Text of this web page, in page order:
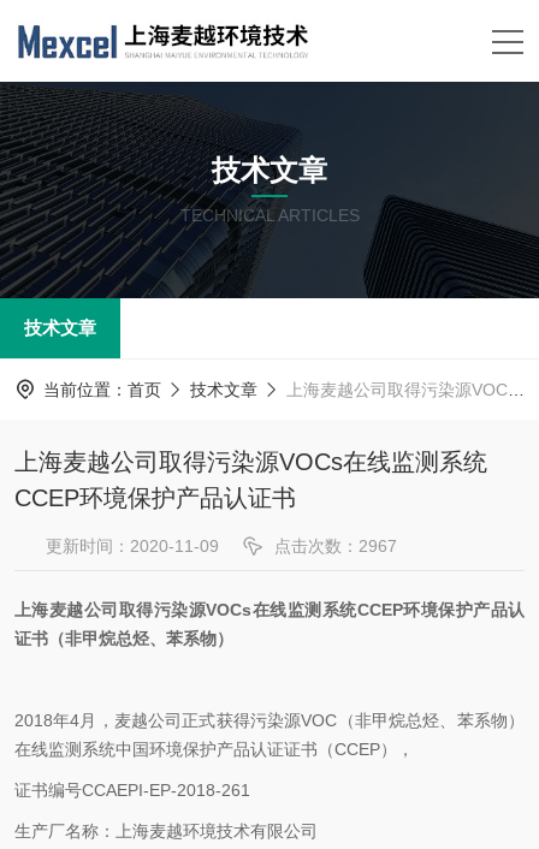
技术文章
TECHNICAL ARTICLES
技术文章
当前位置： 首页 技术文章 上海麦越公司取得污染源VOCs在线监测系统CCEP环境保护产品认证书
上海麦越公司取得污染源VOCs在线监测系统
CCEP环境保护产品认证书
更新时间：2020-11-09 点击次数：2967
上海麦越公司取得污染源VOCs在线监测系统CCEP环境保护产品认
证书（非甲烷总烃、苯系物）
2018年4月，麦越公司正式获得污染源VOC（非甲烷总烃、苯系物）
在线监测系统中国环境保护产品认证证书（CCEP），
证书编号CCAEPI-EP-2018-261
生产厂名称：上海麦越环境技术有限公司